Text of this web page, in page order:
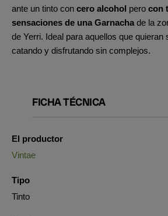
ante un tinto con cero alcohol pero con
sensaciones de una Garnacha de la
de Yerri. Ideal para aquellos que quieran
catando y disfrutando sin complejos.
FICHA TÉCNICA
El productor
Vintae
Tipo
Tinto